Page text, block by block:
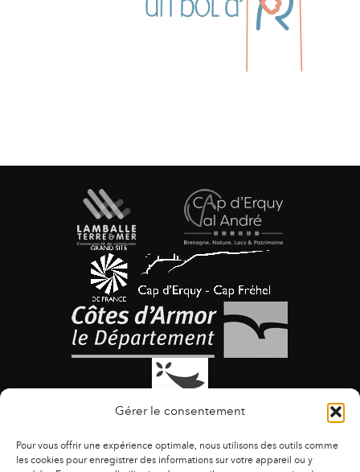
Gérer le consentement
Pour vous offrir une expérience optimale, nous utilisons des outils comme
les cookies pour enregistrer des informations sur votre appareil ou y